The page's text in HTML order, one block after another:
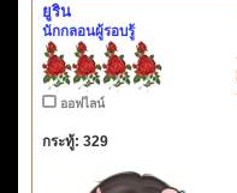
ยูริน
นักกลอนผู้รอบรู้
ออฟไลน์
กระทู้: 329